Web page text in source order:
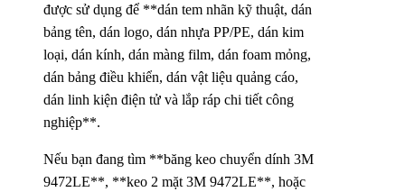
được sử dụng để **dán tem nhãn kỹ thuật, dán
bảng tên, dán logo, dán nhựa PP/PE, dán kim
loại, dán kính, dán màng film, dán foam mỏng,
dán bảng điều khiển, dán vật liệu quảng cáo,
dán linh kiện điện tử và lắp ráp chi tiết công
nghiệp**.
Nếu bạn đang tìm **băng keo chuyển dính 3M
9472LE**, **keo 2 mặt 3M 9472LE**, hoặc